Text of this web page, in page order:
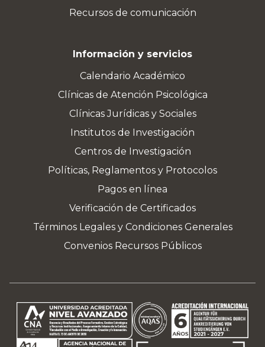
Recursos de comunicación
Información y servicios
Calendario Académico
Clínicas de Atención Psicológica
Clínicas Jurídicas y Sociales
Institutos de Investigación
Centros de Investigación
Políticas, Reglamentos y Protocolos
Pagos en línea
Verificación de Certificados
Términos Legales y Condiciones Generales
Convenios Recursos Públicos